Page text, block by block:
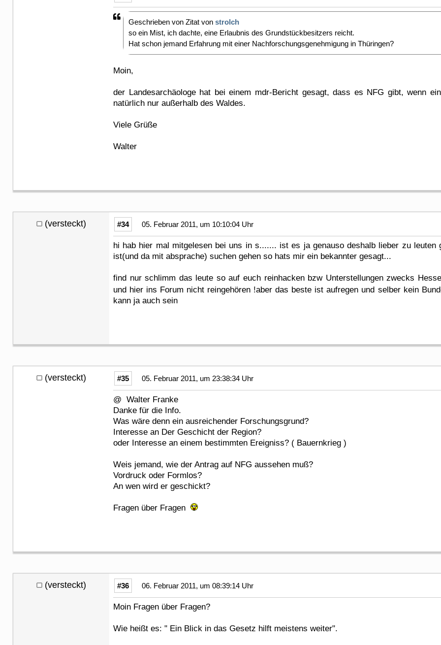
Geschrieben von Zitat von strolch
so ein Mist, ich dachte, eine Erlaubnis des Grundstückbesitzers reicht.
Hat schon jemand Erfahrung mit einer Nachforschungsgenehmigung in Thüringen?
Moin,
der Landesarchäologe hat bei einem mdr-Bericht gesagt, dass es NFG gibt, wenn
natürlich nur außerhalb des Waldes.
Viele Grüße
Walter
(versteckt) #34 05. Februar 2011, um 10:10:04 Uhr
hi hab hier mal mitgelesen bei uns in s....... ist es ja genauso deshalb lieber zu
ist(und da mit absprache) suchen gehen so hats mir ein bekannter gesagt...
find nur schlimm das leute so auf euch reinhacken bzw Unterstellungen zwecks
und hier ins Forum nicht reingehören !aber das beste ist aufregen und selber kein
kann ja auch sein
(versteckt) #35 05. Februar 2011, um 23:38:34 Uhr
@ Walter Franke
Danke für die Info.
Was wäre denn ein ausreichender Forschungsgrund?
Interesse an Der Geschicht der Region?
oder Interesse an einem bestimmten Ereigniss? ( Bauernkrieg )
Weis jemand, wie der Antrag auf NFG aussehen muß?
Vordruck oder Formlos?
An wen wird er geschickt?
Fragen über Fragen
(versteckt) #36 06. Februar 2011, um 08:39:14 Uhr
Moin Fragen über Fragen?
Wie heißt es: " Ein Blick in das Gesetz hilft meistens weiter".